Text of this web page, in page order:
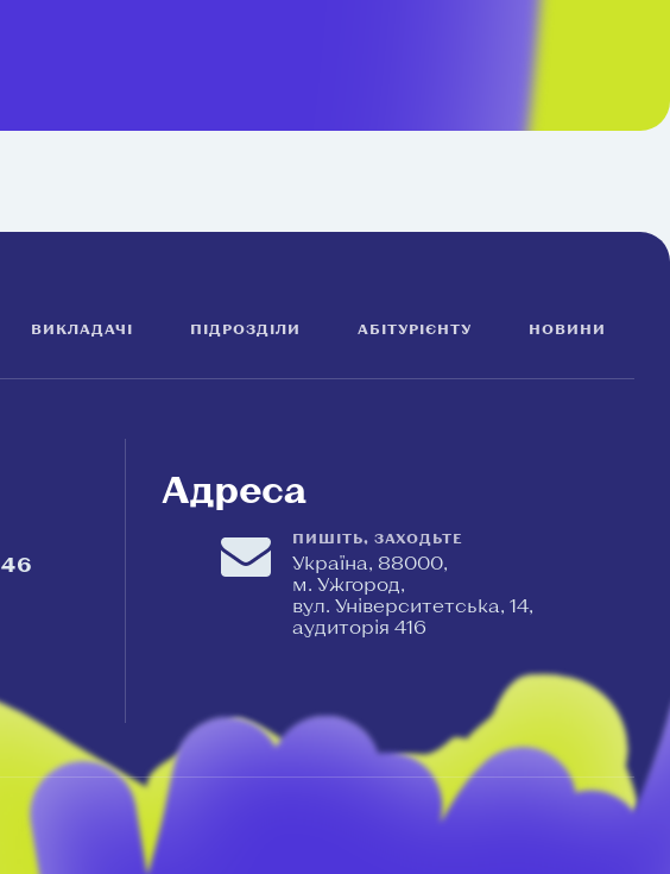
ВИКЛАДАЧІ ПІДРОЗДІЛИ АБІТУРІЄНТУ НОВИНИ
Адреса
ПИШІТЬ, ЗАХОДЬТЕ
Україна, 88000,
м. Ужгород,
вул. Університетська, 14,
аудиторія 416